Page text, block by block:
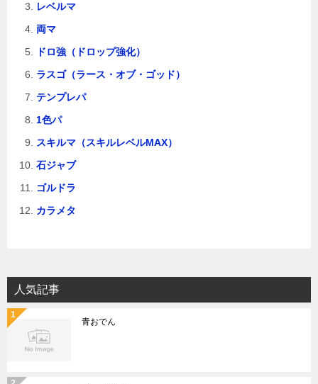
レベルマ
両マ
ドロ強（ドロップ強化）
ラスゴ（ラース・オブ・ゴッド）
テンプレパ
1色パ
スキルマ（スキルレベルMAX）
石ジャブ
ゴルドラ
カラメタ
人気記事
青おでん